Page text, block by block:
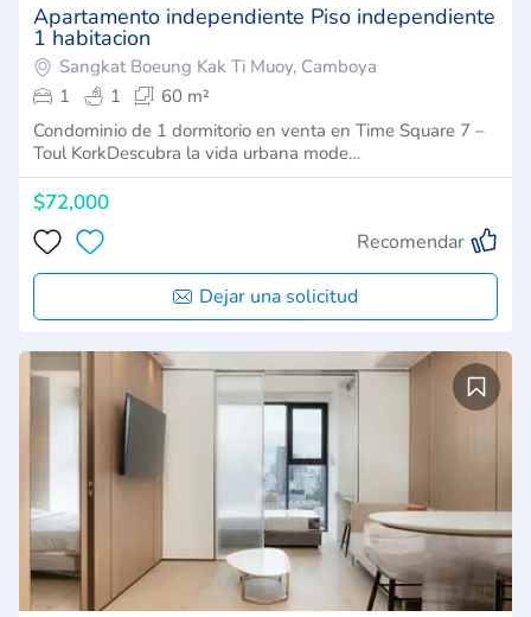
Apartamento independiente Piso independiente
1 habitacion
Sangkat Boeung Kak Ti Muoy, Camboya
1
1
60 m²
Condominio de 1 dormitorio en venta en Time Square 7 –
Toul KorkDescubra la vida urbana mode…
$72,000
Recomendar
Dejar una solicitud